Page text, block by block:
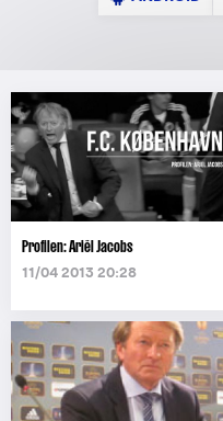
Profilen: Ariël Jacobs
11/04 2013 20:28